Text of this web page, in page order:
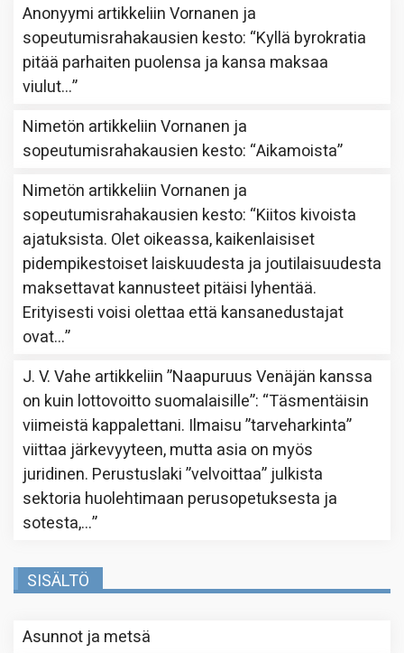
Anonyymi artikkeliinVornanen ja
sopeutumisrahakausien kesto: “Kyllä byrokratia
pitää parhaiten puolensa ja kansa maksaa
viulut…”
Nimetön artikkeliinVornanen ja
sopeutumisrahakausien kesto: “Aikamoista”
Nimetön artikkeliinVornanen ja
sopeutumisrahakausien kesto: “Kiitos kivoista
ajatuksista. Olet oikeassa, kaikenlaisiset
pidempikestoiset laiskuudesta ja joutilaisuudesta
maksettavat kannusteet pitäisi lyhentää.
Erityisesti voisi olettaa että kansanedustajat
ovat…”
J. V. Vahe artikkeliin”Naapuruus Venäjän kanssa
on kuin lottovoitto suomalaisille”: “Täsmentäisin
viimeistä kappalettani. Ilmaisu ”tarveharkinta”
viittaa järkevyyteen, mutta asia on myös
juridinen. Perustuslaki ”velvoittaa” julkista
sektoria huolehtimaan perusopetuksesta ja
sotesta,…”
SISÄLTÖ
Asunnot ja metsä